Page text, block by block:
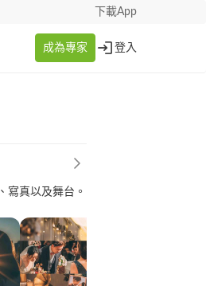
下載App
成為專家 登入
寫真以及舞台。